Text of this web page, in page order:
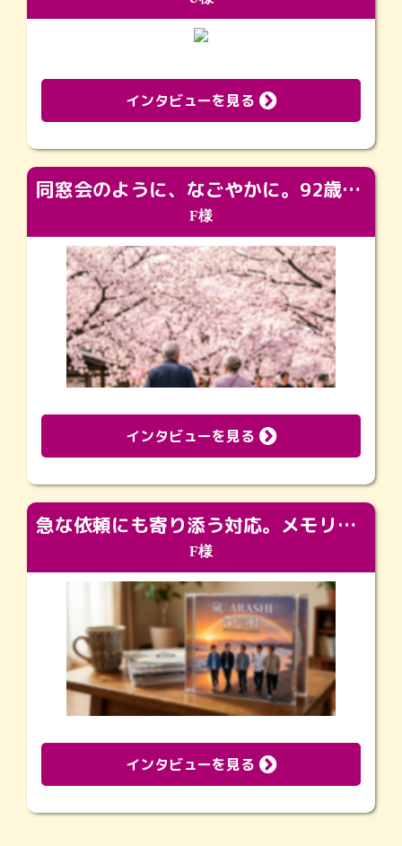
インタビューを見る
同窓会のように、なごやかに。92歳の旅立ちを彩った、再会と感謝の場
F様
インタビューを見る
急な依頼にも寄り添う対応。メモリアルコーナーで振り返る大切な日々
F様
インタビューを見る